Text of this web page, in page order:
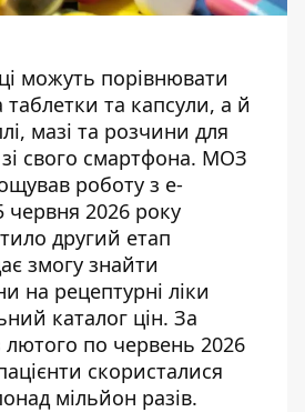
можуть порівнювати
та капсули, а й
мазі та розчини для
свого смартфона. МОЗ
роботу з е-
червня 2026 року
другий етап
змогу знайти
на рецептурні ліки
каталог цін. За
по червень 2026
скористалися
мільйон разів.